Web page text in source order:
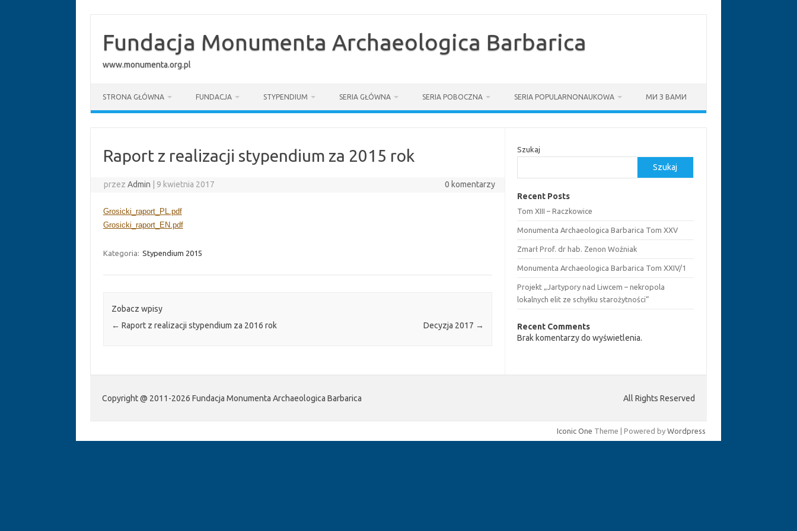
treściFundacja Monumenta Archaeologica Barbarica
www.monumenta.org.pl
STRONA GŁÓWNA FUNDACJA STYPENDIUM SERIA GŁÓWNA SERIA POBOCZNA SERIA POPULARNONAUKOWA МИ З ВАМИ
Raport z realizacji stypendium za 2015 rok
przezAdmin 9 kwietnia 2017 0 komentarzy
Grosicki_raport_PL.pdf
Grosicki_raport_EN.pdf
Kategoria: Stypendium 2015
Zobacz wpisy
← Raport z realizacji stypendium za 2016 rok Decyzja 2017 →
Szukaj
Szukaj
Recent Posts
Tom XIII – Raczkowice
Monumenta Archaeologica Barbarica Tom XXV
Zmarł Prof. dr hab. Zenon Woźniak
Monumenta Archaeologica Barbarica Tom XXIV/1
Projekt „Jartypory nad Liwcem – nekropola
lokalnych elit ze schyłku starożytności”
Recent Comments
Brak komentarzy do wyświetlenia.
Copyright @ 2011-2026 Fundacja Monumenta Archaeologica Barbarica All Rights Reserved
Iconic One Theme | Powered by Wordpress